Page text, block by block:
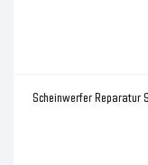
Scheinwerfer Reparatur